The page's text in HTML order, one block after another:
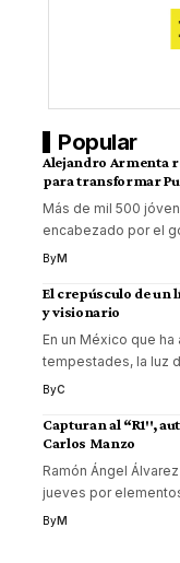
Popular
Alejandro Armenta
para transformar
Más de mil 500
encabezado por el
ByM
El crepúsculo de
y visionario
En un México que
tempestades, la luz
ByC
Capturan al “R1″,
Carlos Manzo
Ramón Ángel
jueves por
ByM